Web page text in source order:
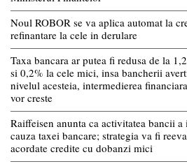
Noul ROBOR se va aplica automat la
refinantare la cele in derulare
Taxa bancara ar putea fi redusa de la
si 0,2% la cele mici, insa bancherii
nivelul acesteia, intermedierea
vor creste
Raiffeisen anunta ca activitatea bancii
cauza taxei bancare; strategia va fi
acordate credite cu dobanzi mici